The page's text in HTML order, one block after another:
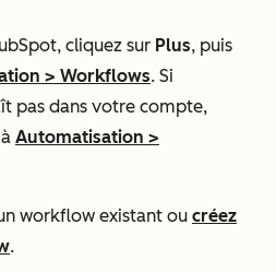
cliquez sur Plus, puis
> Workflows. Si
pas dans votre compte,
Automatisation >
workflow existant ou créez
.